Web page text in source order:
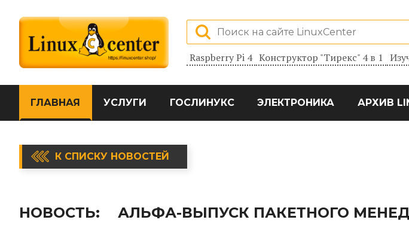
Raspberry Pi 4 Конструктор "Тирекс" 4 в 1
ГЛАВНАЯ УСЛУГИ ГОСЛИНУКС ЭЛЕКТРОНИКА АРХИВ
К СПИСКУ НОВОСТЕЙ
НОВОСТЬ: АЛЬФА-ВЫПУСК ПАКЕТНОГО